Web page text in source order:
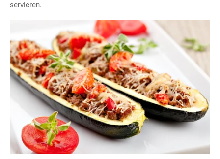
servieren.